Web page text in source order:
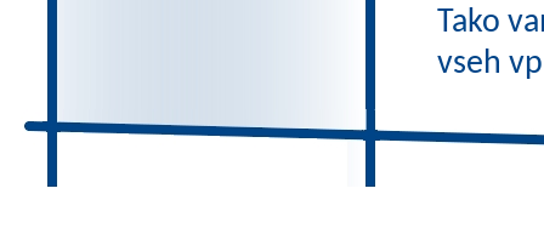
Tako
vseh